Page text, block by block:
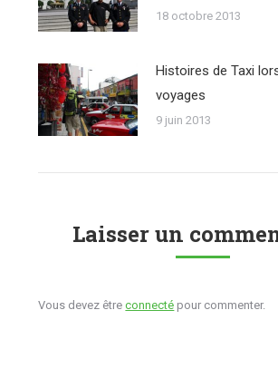
18 octobre 2013
Histoires de Taxi
voyages
9 juin 2013
Laisser un
Vous devez êtreconnecté pour commenter.